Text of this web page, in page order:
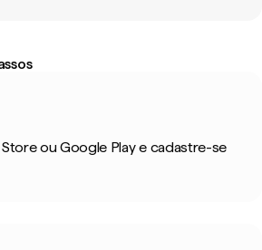
ou Google Play e cadastre-se